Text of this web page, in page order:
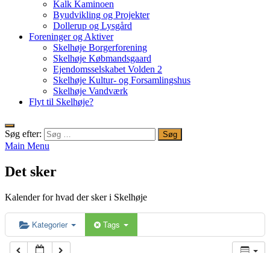
Kalk Kaminoen
Byudvikling og Projekter
Dollerup og Lysgård
Foreninger og Aktiver
Skelhøje Borgerforening
Skelhøje Købmandsgaard
Ejendomsselskabet Volden 2
Skelhøje Kultur- og Forsamlingshus
Skelhøje Vandværk
Flyt til Skelhøje?
Søg efter:
Main Menu
Det sker
Kalender for hvad der sker i Skelhøje
Kategorier Tags